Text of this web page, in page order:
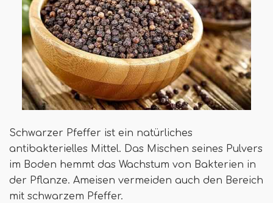
Schwarzer Pfeffer ist ein natürliches
antibakterielles Mittel. Das Mischen seines Pulvers
im Boden hemmt das Wachstum von Bakterien in
der Pflanze. Ameisen vermeiden auch den Bereich
mit schwarzem Pfeffer.